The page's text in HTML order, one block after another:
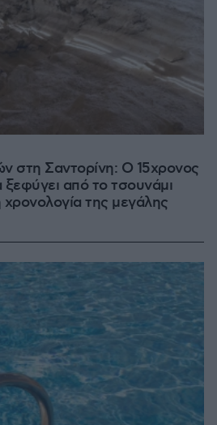
στη Σαντορίνη: Ο 15χρονος
από το τσουνάμι
χρονολογία της μεγάλης